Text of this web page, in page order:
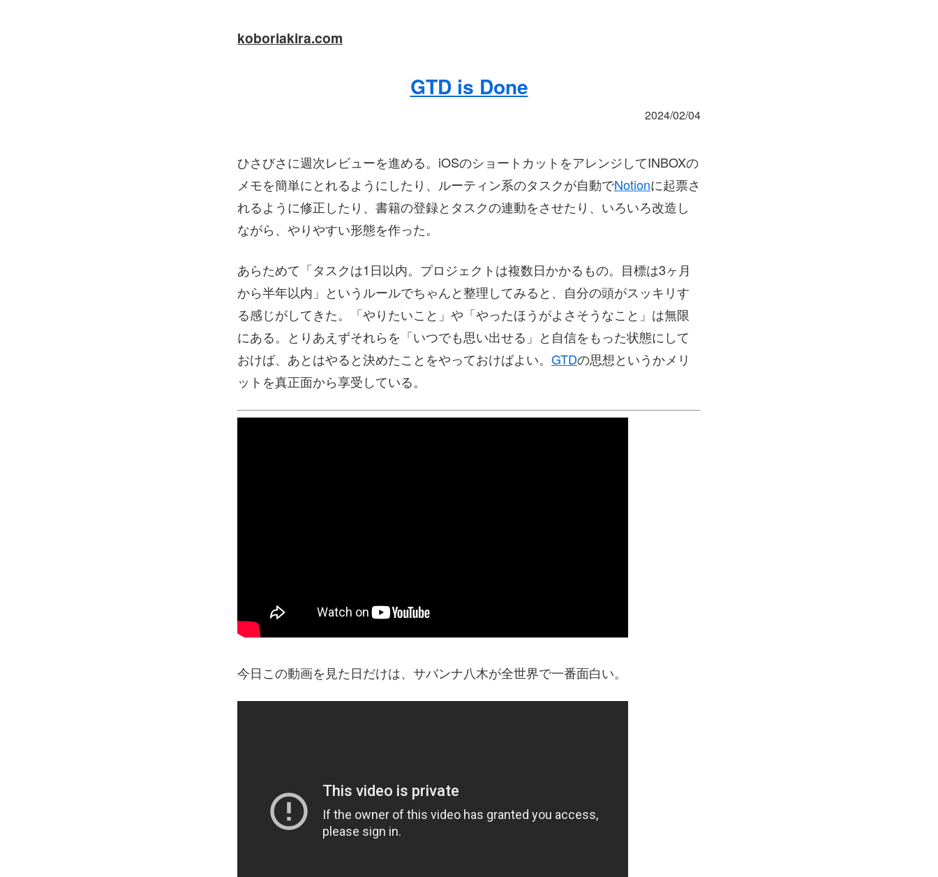
koboriakira.com
GTD is Done
2024/02/04
ひさびさに週次レビューを進める。iOSのショートカットをアレンジしてINBOXの
メモを簡単にとれるようにしたり、ルーティン系のタスクが自動でNotionに起票さ
れるように修正したり、書籍の登録とタスクの連動をさせたり、いろいろ改造し
ながら、やりやすい形態を作った。
あらためて「タスクは1日以内。プロジェクトは複数日かかるもの。目標は3ヶ月
から半年以内」というルールでちゃんと整理してみると、自分の頭がスッキリす
る感じがしてきた。「やりたいこと」や「やったほうがよさそうなこと」は無限
にある。とりあえずそれらを「いつでも思い出せる」と自信をもった状態にして
おけば、あとはやると決めたことをやっておけばよい。 GTDの思想というかメリ
ットを真正面から享受している。
今日この動画を見た日だけは、サバンナ八木が全世界で一番面白い。